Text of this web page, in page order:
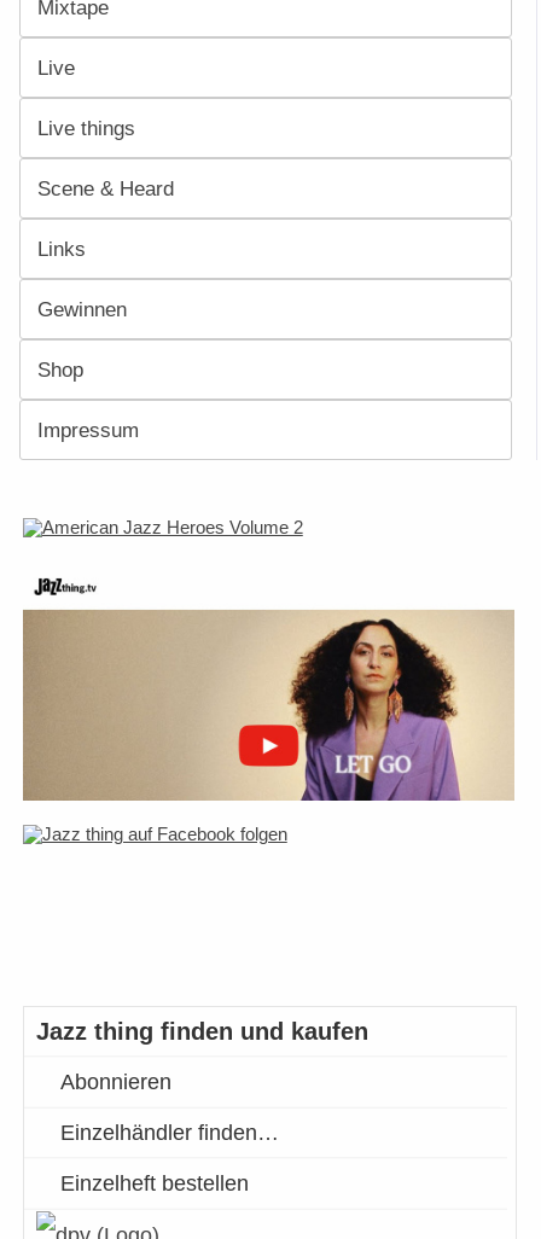
Mixtape
Live
Live things
Scene & Heard
Links
Gewinnen
Shop
Impressum
Jazz thing finden und kaufen
Abonnieren
Einzelhändler finden…
Einzelheft bestellen